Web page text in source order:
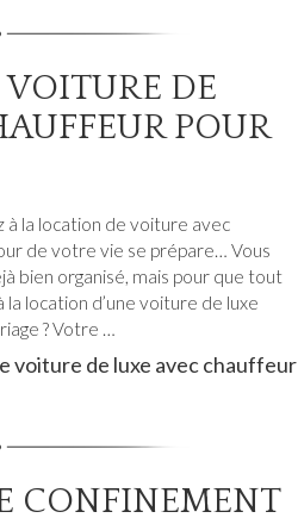
DE
POUR
à la location de voiture avec
de votre vie se prépare… Vous
bien organisé, mais pour que tout
location d’une voiture de luxe
? Votre …
voiture de luxe avec chauffeur
CONFINEMENT